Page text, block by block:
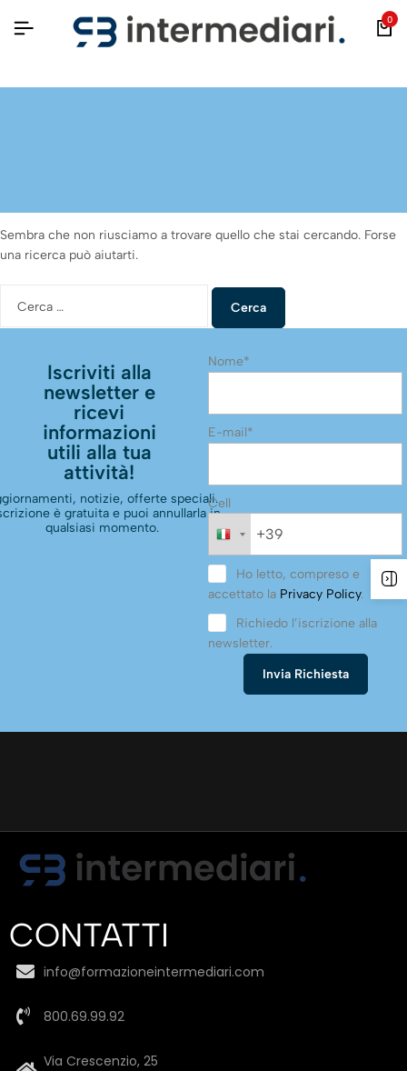
0
Sembra che non riusciamo a trovare quello che stai cercando. Forse
una ricerca può aiutarti.
Iscriviti alla
newsletter e
ricevi
informazioni
utili alla tua
attività!
notizie, offerte speciali.
è gratuita e puoi annullarla in
qualsiasi momento.
Nome*
E-mail*
Cell
Ho letto, compreso e
accettato la Privacy Policy.
Richiedo l’iscrizione alla
newsletter.
CONTATTI
info@formazioneintermediari.com
800.69.99.92
Via Crescenzio, 25